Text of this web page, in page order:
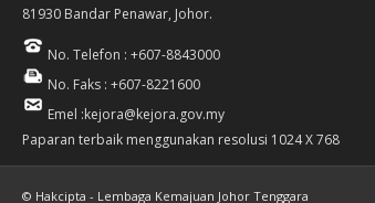
81930 Bandar Penawar, Johor.
No. Telefon : +607-8843000
No. Faks : +607-8221600
Emel :kejora@kejora.gov.my
Paparan terbaik menggunakan resolusi 1024 X 768
© Hakcipta - Lembaga Kemajuan Johor Tenggara